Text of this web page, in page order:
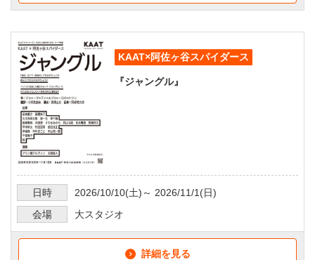
KAAT×阿佐ヶ谷スパイダース
『ジャングル』
日時 2026/10/10(土)～ 2026/11/1 (日)
会場
大スタジオ
詳細を見る